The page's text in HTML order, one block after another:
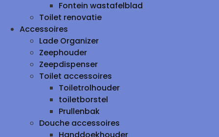
Fontein wastafelblad
Toilet renovatie
Accessoires
Lade Organizer
Zeephouder
Zeepdispenser
Toilet accessoires
Toiletrolhouder
toiletborstel
Prullenbak
Douche accessoires
Handdoekhouder